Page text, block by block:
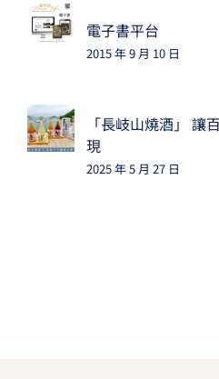
電子書平台
2015 年 9 月 10 日
「長岐山燒酒」 讓
現
2025 年 5 月 27 日